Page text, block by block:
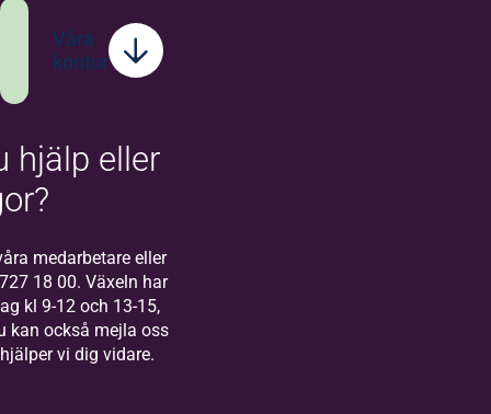
Våra
kontor
Bilda
Bilda Stockholm! I
Stockholm finns
vårt regionkontor
för Bilda Öst.
hjälp eller
medarbetare eller
18 00. Växeln har
kl 9-12 och 13-15,
kan också mejla oss
vi dig vidare.